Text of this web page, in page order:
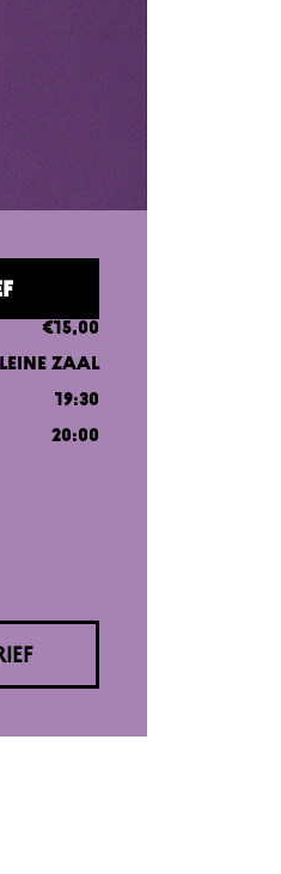
€15,00
ZAAL
19:30
20:00